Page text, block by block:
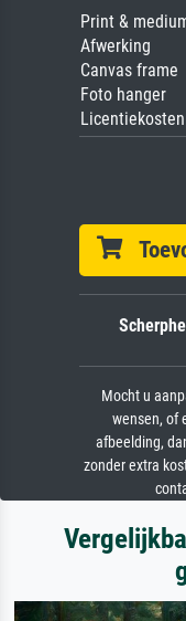
Print &
Afwerking
Canvas frame
Foto hanger
Licentiekosten
Mocht u
wensen, of
afbeelding,
zonder extra